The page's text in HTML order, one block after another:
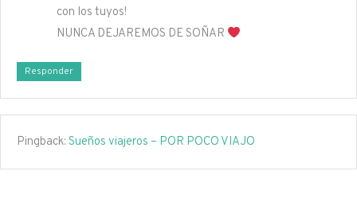
con los tuyos!
NUNCA DEJAREMOS DE SOÑAR
Responder
Pingback: Sueños viajeros – POR POCO VIAJO